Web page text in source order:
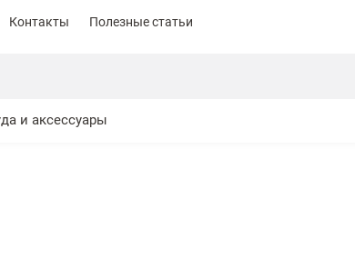
Контакты Полезные статьи
и аксессуары